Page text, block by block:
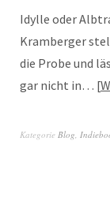
Idylle oder
Kramberger
die Probe und
gar nicht in…
Kategorie Blog,